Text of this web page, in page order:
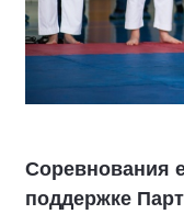
Соревнования
поддержке